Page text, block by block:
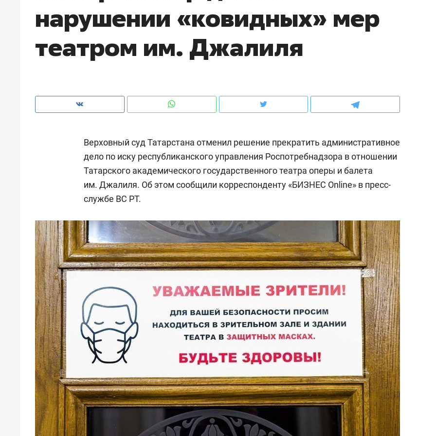
нарушении «ковидных» мер
театром им. Джалиля
Верховный суд Татарстана отменил решение прекратить административное
дело по иску республиканского управления Роспотребнадзора в отношении
Татарского академического государственного театра оперы и балета
им. Джалиля. Об этом сообщили корреспонденту «БИЗНЕС Online» в пресс-
службе ВС РТ.
налогах и развитии без кредитов
чем интересен Оман?
Падел, фитнес, танцы и даже
ниндзя-зал: как ТРЦ «Франт»
спорта
Рекомендуем
Психотерапевт «Фороса»:
свою сверхнагрузку
стрессом»
Дизайнер-прораб
для меня это